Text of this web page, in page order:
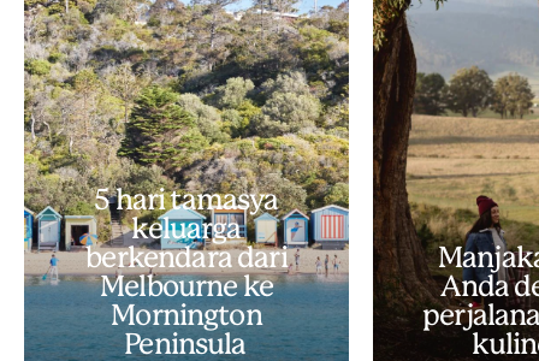
5 hari tamasya
keluarga
berkendara dari
Melbourne ke
Mornington
Peninsula
Anda